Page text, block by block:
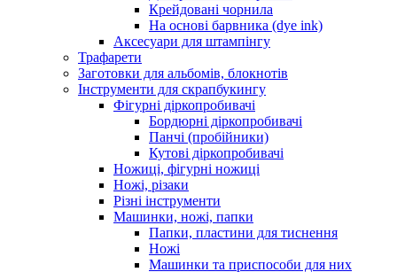
Крейдовані чорнила
На основі барвника (dye ink)
Аксесуари для штампінгу
Трафарети
Заготовки для альбомів, блокнотів
Інструменти для скрапбукингу
Фігурні діркопробивачі
Бордюрні діркопробивачі
Панчі (пробійники)
Кутові діркопробивачі
Ножиці, фігурні ножиці
Ножі, різаки
Різні інструменти
Машинки, ножі, папки
Папки, пластини для тиснення
Ножі
Машинки та приспособи для них